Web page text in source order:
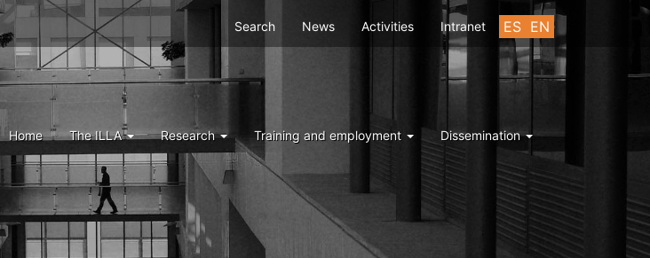
ES EN
Menu
right
ILLA
Search News Activities Intranet
Home The ILLA Research Training and employment Dissemination